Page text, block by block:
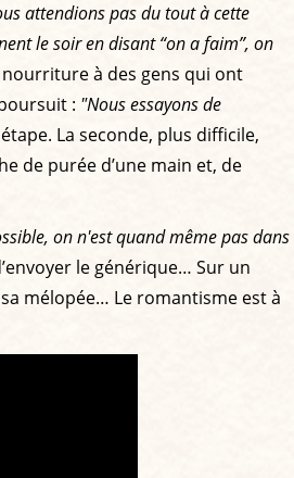
attendions pas du tout à cette
le soir en disant “on a faim”, on
à des gens qui ont
: "Nous essayons de
La seconde, plus difficile,
de purée d’une main et, de
on n'est quand même pas dans
le générique… Sur un
mélopée… Le romantisme est à